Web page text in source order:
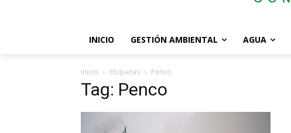
INICIO GESTIÓN AMBIENTAL AGUA
Inicio Etiquetas Penco
Tag: Penco